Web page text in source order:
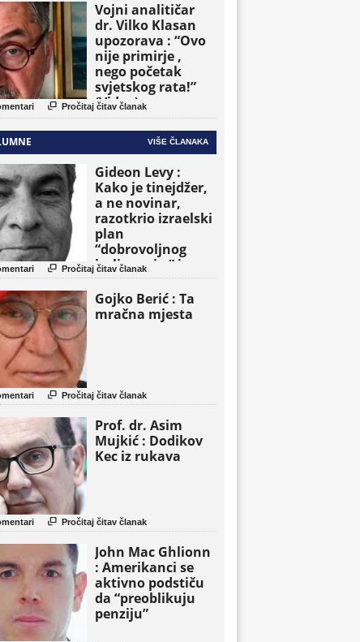
Vojni analitičar
dr. Vilko Klasan
upozorava : “Ovo
nije primirje ,
nego početak
svjetskog rata!”
(Video)
 Pročitaj čitav članak
VIŠE ČLANAKA
Gideon Levy :
Kako je tinejdžer,
a ne novinar,
razotkrio izraelski
plan
“dobrovoljnog
iseljavanja ” iz
Gaze
 Pročitaj čitav članak
Gojko Berić : Ta
mračna mjesta
 Pročitaj čitav članak
Prof. dr. Asim
Mujkić : Dodikov
Kec iz rukava
 Pročitaj čitav članak
John Mac Ghlionn
: Amerikanci se
aktivno podstiču
da “preoblikuju
penziju”